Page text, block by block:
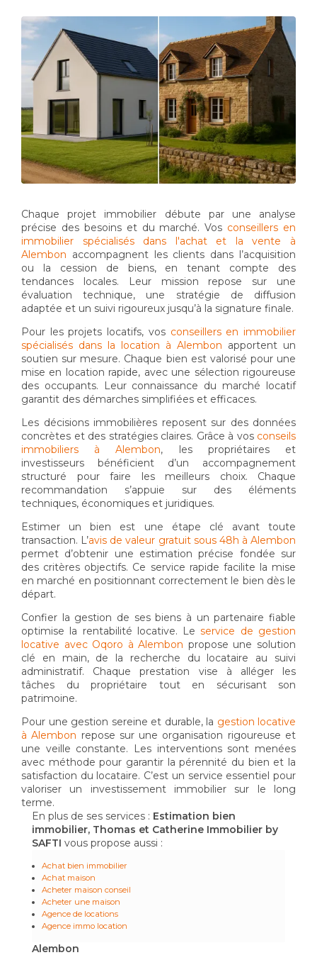
Chaque projet immobilier débute par une analyse
précise des besoins et du marché. Vos conseillers en
immobilier spécialisés dans l'achat et la vente à
Alembon accompagnent les clients dans l’acquisition
ou la cession de biens, en tenant compte des
tendances locales. Leur mission repose sur une
évaluation technique, une stratégie de diffusion
adaptée et un suivi rigoureux jusqu’à la signature finale.
Pour les projets locatifs, vos conseillers en immobilier
spécialisés dans la location à Alembon apportent un
soutien sur mesure. Chaque bien est valorisé pour une
mise en location rapide, avec une sélection rigoureuse
des occupants. Leur connaissance du marché locatif
garantit des démarches simplifiées et efficaces.
Les décisions immobilières reposent sur des données
concrètes et des stratégies claires. Grâce à vos conseils
immobiliers à Alembon, les propriétaires et
investisseurs bénéficient d’un accompagnement
structuré pour faire les meilleurs choix. Chaque
recommandation s’appuie sur des éléments
techniques, économiques et juridiques.
Estimer un bien est une étape clé avant toute
transaction. L’avis de valeur gratuit sous 48h à Alembon
permet d’obtenir une estimation précise fondée sur
des critères objectifs. Ce service rapide facilite la mise
en marché en positionnant correctement le bien dès le
départ.
Confier la gestion de ses biens à un partenaire fiable
optimise la rentabilité locative. Leservice de gestion
locative avec Oqoro à Alembon propose une solution
clé en main, de la recherche du locataire au suivi
administratif. Chaque prestation vise à alléger les
tâches du propriétaire tout en sécurisant son
patrimoine.
Pour une gestion sereine et durable, la gestion locative
à Alembon repose sur une organisation rigoureuse et
une veille constante. Les interventions sont menées
avec méthode pour garantir la pérennité du bien et la
satisfaction du locataire. C’est un service essentiel pour
valoriser un investissement immobilier sur le long
terme.
En plus de ses services : Estimation bien
immobilier, Thomas et Catherine Immobilier by
SAFTI vous propose aussi :
Achat bien immobilier
Achat maison
Acheter maison conseil
Acheter une maison
Agence de locations
Agence immo location
Alembon